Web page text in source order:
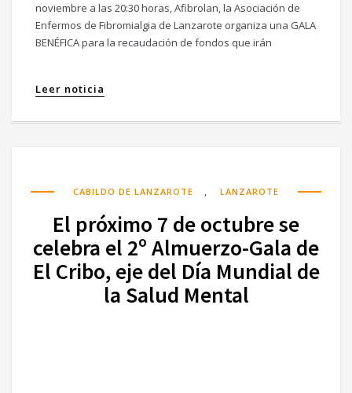
noviembre a las 20:30 horas, Afibrolan, la Asociación de
Enfermos de Fibromialgia de Lanzarote organiza una GALA
BENÉFICA para la recaudación de fondos que irán
Leer noticia
CABILDO DE LANZAROTE , LANZAROTE
El próximo 7 de octubre se
celebra el 2º Almuerzo-Gala de
El Cribo, eje del Día Mundial de
la Salud Mental